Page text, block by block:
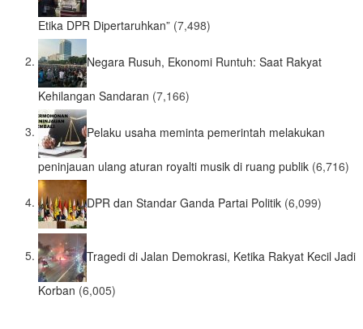
Etika DPR Dipertaruhkan” (7,498)
Negara Rusuh, Ekonomi Runtuh: Saat Rakyat
Kehilangan Sandaran (7,166)
Pelaku usaha meminta pemerintah melakukan
peninjauan ulang aturan royalti musik di ruang publik (6,716)
DPR dan Standar Ganda Partai Politik (6,099)
Tragedi di Jalan Demokrasi, Ketika Rakyat Kecil Jadi
Korban (6,005)